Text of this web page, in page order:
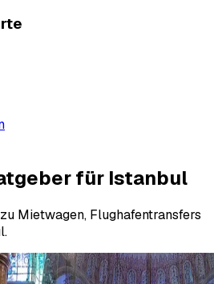
für Istanbul
Mietwagen, Flughafentransfers